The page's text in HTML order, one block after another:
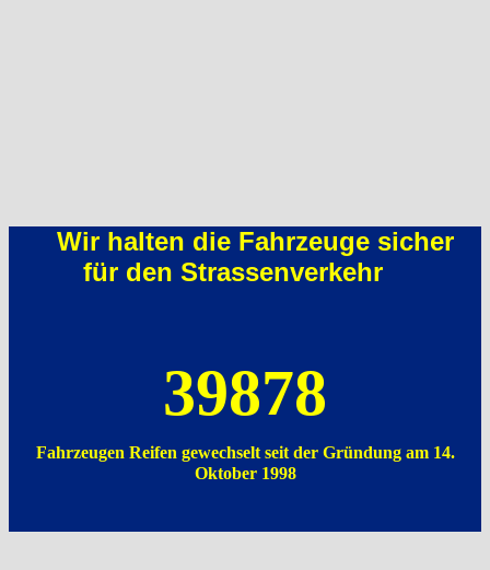
Wir halten die Fahrzeuge sicher
für den Strassenverkehr
39878
Fahrzeugen Reifen gewechselt seit der Gründung am 14.
Oktober 1998